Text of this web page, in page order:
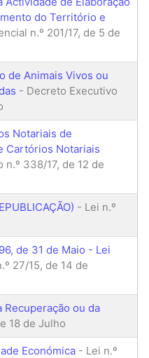
do Território e
n.º 201/17, de 5 de
de Animais Vivos ou
- Decreto Executivo
Notariais de
Cartórios Notariais
338/17, de 12 de
- Lei n.º
de 31 de Maio - Lei
27/15, de 14 de
ou da
18 de Julho
Económica - Lei n.º